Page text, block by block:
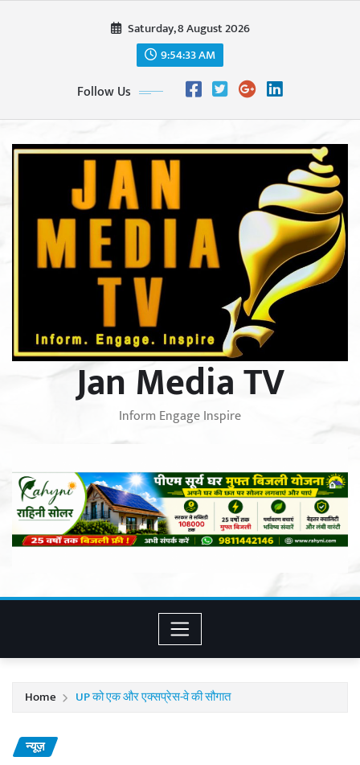
Saturday, 8 August 2026
9:54:35 AM
Follow Us
Jan Media TV
Inform Engage Inspire
Home UP को एक और एक्सप्रेस-वे की सौगात
न्यूज़